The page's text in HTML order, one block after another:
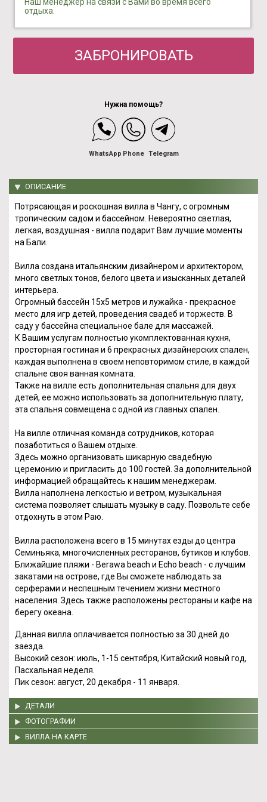
отдыха.
ЗАБРОНИРОВАТЬ
Нужна помощь?
WhatsApp Phone Telegram
ОПИСАНИЕ
Потрясающая и роскошная вилла в Чангу, с огромным
тропическим садом и бассейном. Невероятно светлая,
легкая, воздушная - вилла подарит Вам лучшие моменты
на Бали.
Вилла создана итальянским дизайнером и архитектором,
много светлых тонов, белого цвета и изысканных деталей
интерьера.
Огромный бассейн 15х5 метров и лужайка - прекрасное
место для игр детей, проведения свадеб и торжеств. В
саду у бассейна специальное бале для массажей.
К Вашим услугам полностью укомплектованная кухня,
просторная гостиная и 6 прекрасных дизайнерских спален,
каждая выполнена в своем неповторимом стиле, в каждой
спальне своя ванная комната.
Также на вилле есть дополнительная спальня для двух
детей, ее можно использовать за дополнительную плату,
эта спальня совмещена с одной из главных спален.
На вилле отличная команда сотрудников, которая
позаботиться о Вашем отдыхе.
Здесь можно организовать шикарную свадебную
церемонию и пригласить до 100 гостей. За дополнительной
информацией обращайтесь к нашим менеджерам.
Вилла наполнена легкостью и ветром, музыкальная
система позволяет слышать музыку в саду. Позвольте себе
отдохнуть в этом Раю.
Вилла расположена всего в 15 минутах езды до центра
Семиньяка, многочисленных ресторанов, бутиков и клубов.
Ближайшие пляжи - Berawa beach и Echo beach - с лучшим
закатами на острове, где Вы сможете наблюдать за
серферами и неспешным течением жизни местного
населения. Здесь также расположены рестораны и кафе на
берегу океана.
Данная вилла оплачивается полностью за 30 дней до
заезда.
Высокий сезон: июль, 1-15 сентября, Китайский новый год,
Пасхальная неделя.
Пик сезон: август, 20 декабря - 11 января.
ДЕТАЛИ
ФОТОГРАФИИ
ВИЛЛА НА КАРТЕ